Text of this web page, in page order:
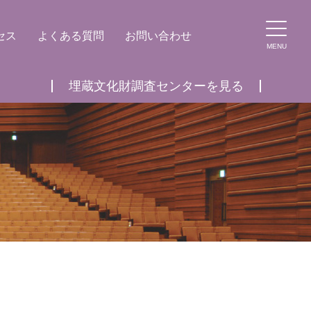
ス よくある質問 お問い合わせ
埋蔵文化財調査センターを見る
MENU